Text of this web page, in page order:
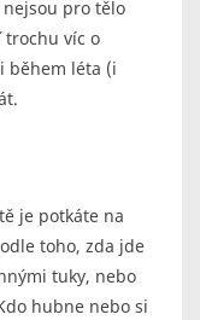
nejsou pro tělo
trochu víc o
během léta (i
je potkáte na
toho, zda jde
tuky, nebo
hubne nebo si